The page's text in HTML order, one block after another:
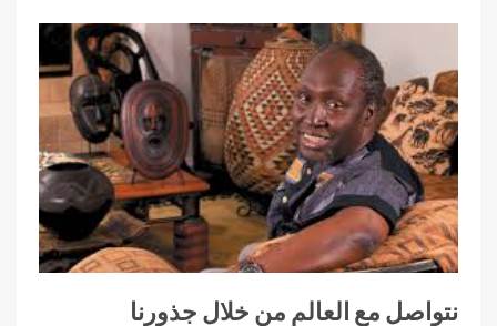
نتواصل مع العالم من خلال جذورنا